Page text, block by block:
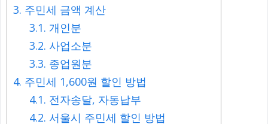
3. 주민세 금액 계산
3.1. 개인분
3.2. 사업소분
3.3. 종업원분
4. 주민세 1,600원 할인 방법
4.1. 전자송달, 자동납부
4.2. 서울시 주민세 할인 방법